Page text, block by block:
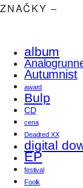
ZNAČKY –
album
Autumnist
award
Bulp
CD
cena
Deadred XX
digital
EP
festival
Foolk